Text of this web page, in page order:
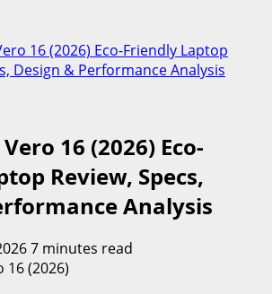
16 (2026) Eco-Friendly Laptop
Design & Performance Analysis
16 (2026) Eco-
Review, Specs,
Analysis
7 minutes read